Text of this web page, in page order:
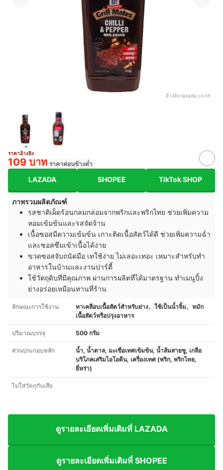
อ้างอิง:lazada.co.th
ราคาอ้างอิง
109 บาท ราคาค่อนข้างต่ำ
LAZADA SHOPEE TikTok SHOP
ภาพรวมผลิตภัณฑ์
รสชาติเผ็ดร้อนกลมกล่อมจากพริกและพริกไทย ช่วยเพิ่มความ
หอมเข้มข้นและรสจัดจ้าน
เนื้อซอสมีความเข้มข้น เกาะติดเนื้อสัตว์ได้ดี ช่วยเพิ่มความฉ่ำ
และซอสซึมเข้าเนื้อได้ง่าย
ขวดซอสจับถนัดมือ เทใช้ง่าย ไม่เลอะเทอะ เหมาะสำหรับทำ
อาหารในบ้านและงานปาร์ตี้
ใช้วัตถุดิบที่มีคุณภาพ ผ่านการผลิตที่ได้มาตรฐาน ทำเมนูปิ้ง
ย่างอร่อยเหมือนทานที่ร้าน
ลักษณะการใช้งาน
ทาเคลือบเนื้อสัตว์สำหรับย่าง、ใช้เป็นน้ำจิ้ม、หมัก
เนื้อสัตว์หรือปรุงอาหาร
ปริมาณบรรจุ 500 กรัม
ส่วนประกอบหลัก
น้ำ, น้ำตาล, มะเขือเทศเข้มข้น, น้ำส้มสายชู, เกลือ
บริโภคเสริมไอโอดีน, เครื่องเทศ (พริก, พริกไทย,
ยี่หร่า)
ไม่ใส่วัตถุกันเสีย
ดูรายละเอียดเพิ่มเติมที่ LAZADA
ดูรายละเอียดเพิ่มเติมที่ SHOPEE